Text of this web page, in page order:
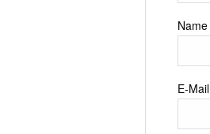
Name
E-Mail